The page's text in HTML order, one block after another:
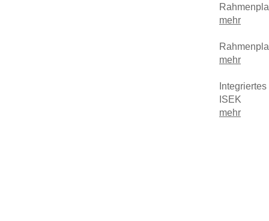
mehr
mehr
ISEK
mehr